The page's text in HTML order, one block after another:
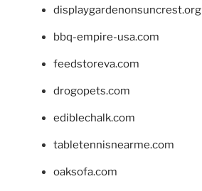
displaygardenonsuncrest.org
bbq-empire-usa.com
feedstoreva.com
drogopets.com
ediblechalk.com
tabletennisnearme.com
oaksofa.com